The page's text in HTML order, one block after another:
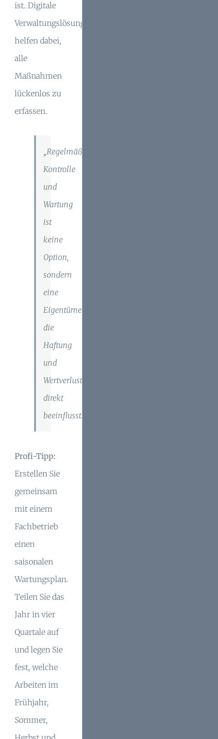
ist. Digitale
Verwaltungslösungen
helfen dabei,
alle
Maßnahmen
lückenlos zu
erfassen.
„Regelmäßige
Kontrolle
und
Wartung
ist
keine
Option,
sondern
eine
Eigentümerpflicht,
die
Haftung
und
Wertverlust
direkt
beeinflusst."
Profi-Tipp:
Erstellen Sie
gemeinsam
mit einem
Fachbetrieb
einen
saisonalen
Wartungsplan.
Teilen Sie das
Jahr in vier
Quartale auf
und legen Sie
fest, welche
Arbeiten im
Frühjahr,
Sommer,